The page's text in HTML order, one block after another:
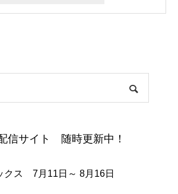
信サイト 随時更新中！
クス 7月11日～ 8月16日